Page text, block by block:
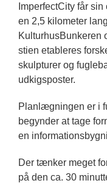
ImperfectCity får
en 2,5 kilometer
KulturhusBunkeren
stien etableres
skulpturer og
udkigsposter.
Planlægningen er i
begynder at tage
en
Der tænker meget
på den ca. 30